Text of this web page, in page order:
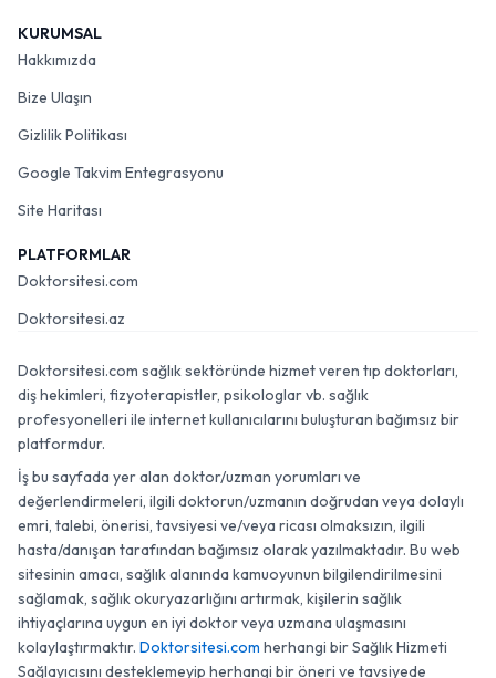
KURUMSAL
Hakkımızda
Bize Ulaşın
Gizlilik Politikası
Google Takvim Entegrasyonu
Site Haritası
PLATFORMLAR
Doktorsitesi.com
Doktorsitesi.az
Doktorsitesi.com sağlık sektöründe hizmet veren tıp doktorları,
diş hekimleri, fizyoterapistler, psikologlar vb. sağlık
profesyonelleri ile internet kullanıcılarını buluşturan bağımsız bir
platformdur.
İş bu sayfada yer alan doktor/uzman yorumları ve
değerlendirmeleri, ilgili doktorun/uzmanın doğrudan veya dolaylı
emri, talebi, önerisi, tavsiyesi ve/veya ricası olmaksızın, ilgili
hasta/danışan tarafından bağımsız olarak yazılmaktadır. Bu web
sitesinin amacı, sağlık alanında kamuoyunun bilgilendirilmesini
sağlamak, sağlık okuryazarlığını artırmak, kişilerin sağlık
ihtiyaçlarına uygun en iyi doktor veya uzmana ulaşmasını
kolaylaştırmaktır. Doktorsitesi.com herhangi bir Sağlık Hizmeti
Sağlayıcısını desteklemeyip herhangi bir öneri ve tavsiyede